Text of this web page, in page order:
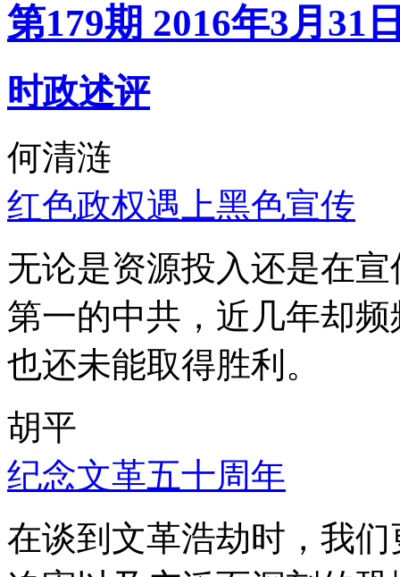
第179期 2016年3月31
时政述评
何清涟
红色政权遇上黑色宣传
无论是资源投入还是在
第一的中共，近几年却
也还未能取得胜利。
胡平
纪念文革五十周年
在谈到文革浩劫时，我